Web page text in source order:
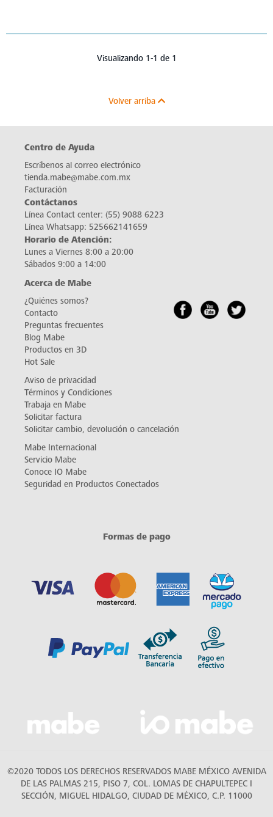
Visualizando 1-1 de 1
Volver arriba
Centro de Ayuda
Escríbenos al correo electrónico
tienda.mabe@mabe.com.mx
Facturación
Contáctanos
Línea Contact center: (55) 9088 6223
Línea Whatsapp: 525662141659
Horario de Atención:
Lunes a Viernes 8:00 a 20:00
Sábados 9:00 a 14:00
Acerca de Mabe
¿Quiénes somos?
Contacto
Preguntas frecuentes
Blog Mabe
Productos en 3D
Hot Sale
Aviso de privacidad
Términos y Condiciones
Trabaja en Mabe
Solicitar factura
Solicitar cambio, devolución o cancelación
Mabe Internacional
Servicio Mabe
Conoce IO Mabe
Seguridad en Productos Conectados
Formas de pago
©2020 TODOS LOS DERECHOS RESERVADOS MABE MÉXICO AVENIDA
DE LAS PALMAS 215, PISO 7, COL. LOMAS DE CHAPULTEPEC I
SECCIÓN, MIGUEL HIDALGO, CIUDAD DE MÉXICO, C.P. 11000